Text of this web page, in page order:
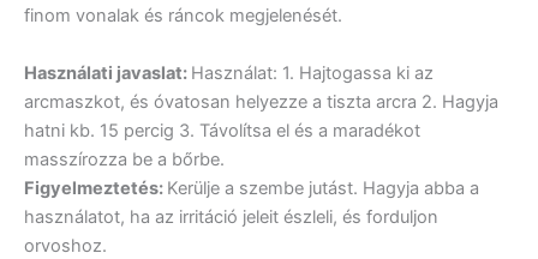
finom vonalak és ráncok megjelenését.
Használati javaslat: Használat: 1. Hajtogassa ki az
arcmaszkot, és óvatosan helyezze a tiszta arcra 2. Hagyja
hatni kb. 15 percig 3. Távolítsa el és a maradékot
masszírozza be a bőrbe.
Figyelmeztetés: Kerülje a szembe jutást. Hagyja abba a
használatot, ha az irritáció jeleit észleli, és forduljon
orvoshoz.